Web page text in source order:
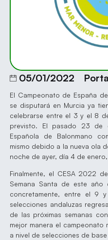
05/01/2022
El Campeonato de España
se disputará en Murcia ya
celebrarse entre el 3 y el 8
previsto. El pasado 23 de
Española de Balonmano
mismo debido a la nueva ola
noche de ayer, día 4 de
Finalmente, el CESA 2022
Semana Santa de este año
concretamente, entre el 9
selecciones andaluzas
de las próximas semanas
mejor manera el campeonato
a nivel de selecciones de